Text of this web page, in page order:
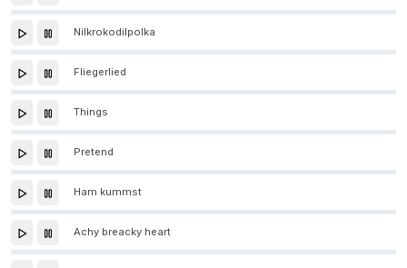
Nilkrokodilpolka
Fliegerlied
Things
Pretend
Ham kummst
Achy breacky heart